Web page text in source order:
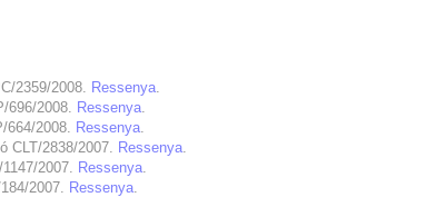
2359/2008. Ressenya
696/2008. Ressenya
664/2008. Ressenya
CLT/2838/2007. Ressenya
2007. Ressenya
2007. Ressenya